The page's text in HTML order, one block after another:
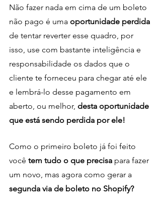
Não fazer nada em cima de um boleto
não pago é uma oportunidade perdida
de tentar reverter esse quadro, por
isso, use com bastante inteligência e
responsabilidade os dados que o
cliente te forneceu para chegar até ele
e lembrá-lo desse pagamento em
aberto, ou melhor, desta oportunidade
que está sendo perdida por ele!
Como o primeiro boleto já foi feito
você tem tudo o que precisa para fazer
um novo, mas agora como gerar a
segunda via de boleto no Shopify?